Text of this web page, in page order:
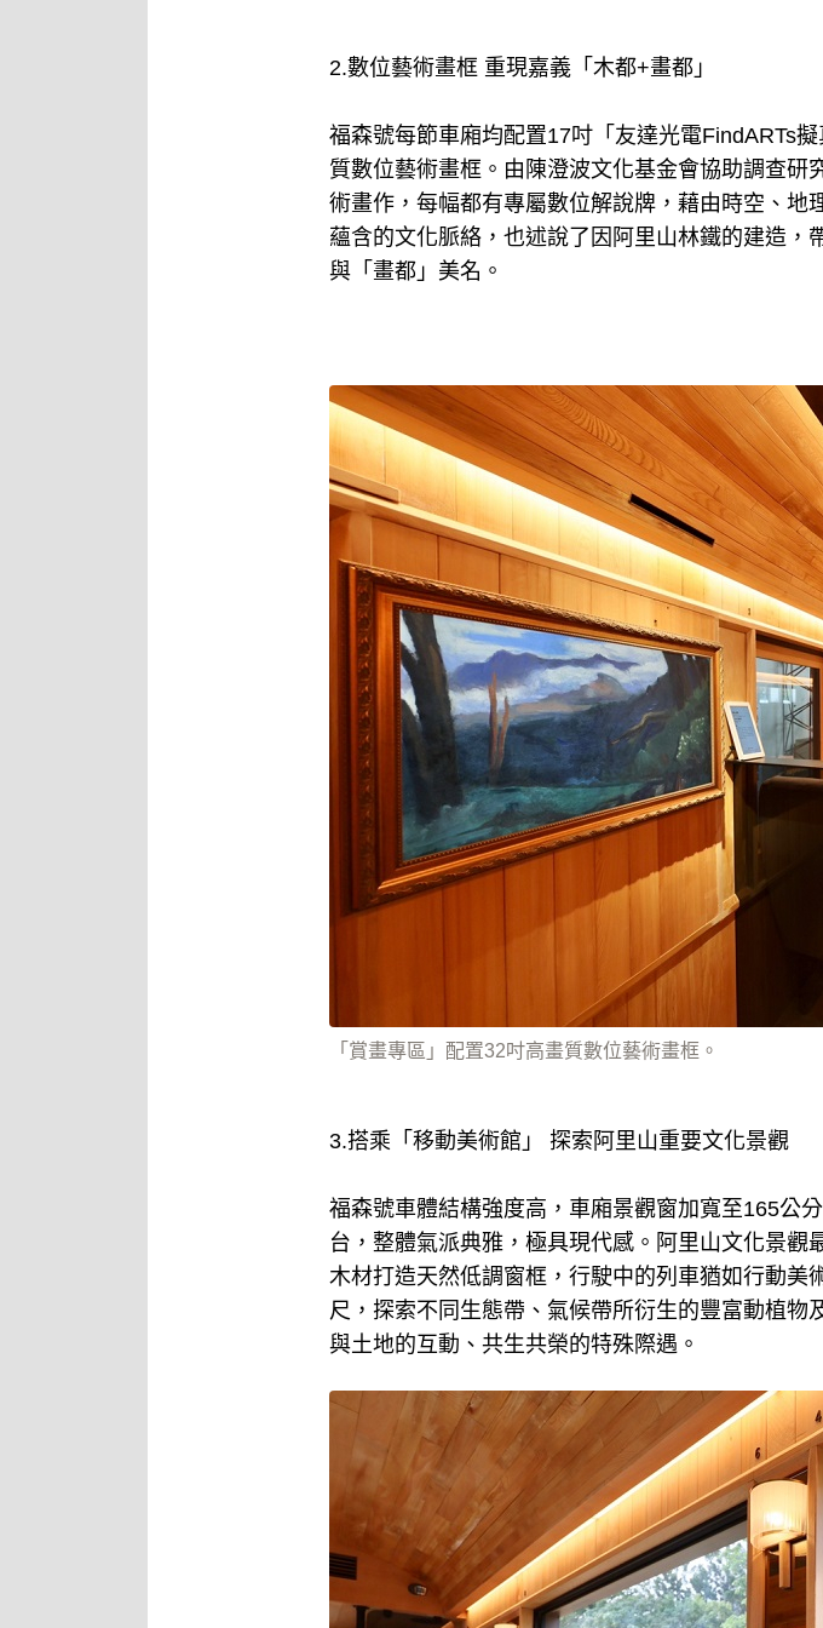
2.數位藝術畫框 重現嘉義「木都+畫都」
福森號每節車廂均配置17吋「友達光電FindARTs
質數位藝術畫框。由陳澄波文化基金會協助調查
術畫作，每幅都有專屬數位解說牌，藉由時空、
蘊含的文化脈絡，也述說了因阿里山林鐵的建造，
與「畫都」美名。
「賞畫專區」配置32吋高畫質數位藝術畫框。
3.搭乘「移動美術館」 探索阿里山重要文化景觀
福森號車體結構強度高，車廂景觀窗加寬至165公
台，整體氣派典雅，極具現代感。阿里山文化景
木材打造天然低調窗框，行駛中的列車猶如行動
尺，探索不同生態帶、氣候帶所衍生的豐富動植
與土地的互動、共生共榮的特殊際遇。